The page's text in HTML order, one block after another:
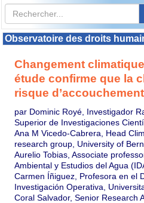
Observatoire des droits
Changement
étude confirme que la
risque
par Dominic Royé, Investigador
Superior de Investigaciones
Ana M Vicedo-Cabrera, Head
research group, University of Bern
Aurelio Tobias, Associate
Ambiental y Estudios del Agua
Carmen Íñiguez, Profesora en el
Investigación Operativa,
Coral Salvador, Senior Research